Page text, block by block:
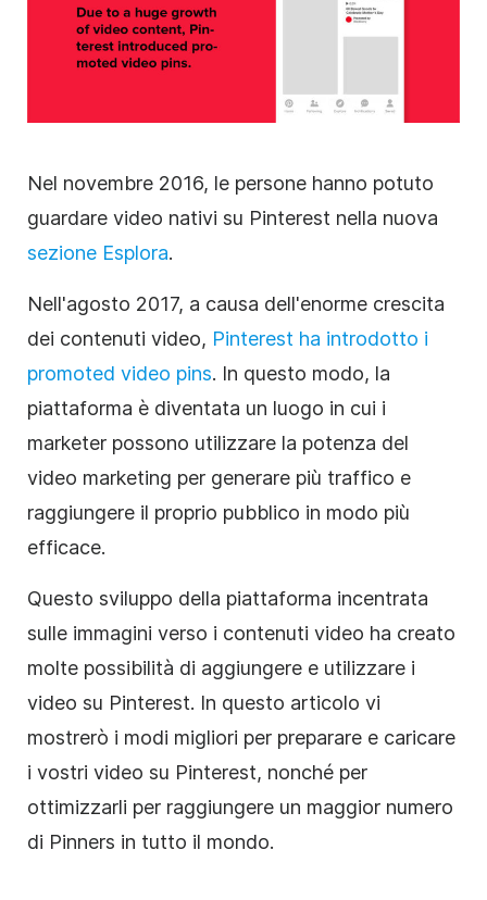
Nel novembre 2016, le persone hanno potuto
guardare video nativi su Pinterest nella nuova
sezione Esplora.
Nell'agosto 2017, a causa dell'enorme crescita
dei contenuti video, Pinterest ha introdotto i
promoted video pins. In questo modo, la
piattaforma è diventata un luogo in cui i
marketer possono utilizzare la potenza del
video marketing per generare più traffico e
raggiungere il proprio pubblico in modo più
efficace.
Questo sviluppo della piattaforma incentrata
sulle immagini verso i contenuti video ha creato
molte possibilità di aggiungere e utilizzare i
video su Pinterest. In questo articolo vi
mostrerò i modi migliori per preparare e caricare
i vostri video su Pinterest, nonché per
ottimizzarli per raggiungere un maggior numero
di Pinners in tutto il mondo.